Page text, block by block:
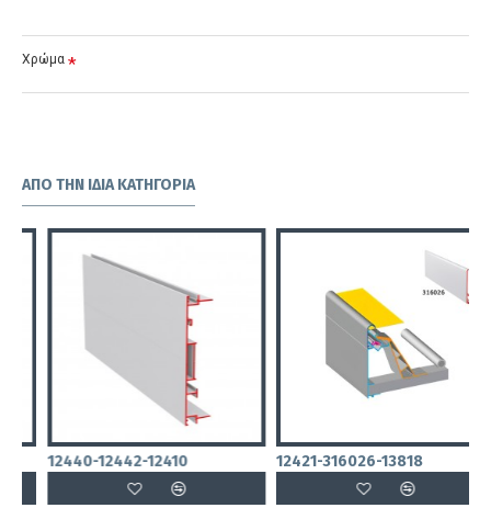
Χρώμα
ΑΠΌ ΤΗΝ ΊΔΙΑ ΚΑΤΗΓΟΡΊΑ
12440-12442-12410 12421-316026-13818